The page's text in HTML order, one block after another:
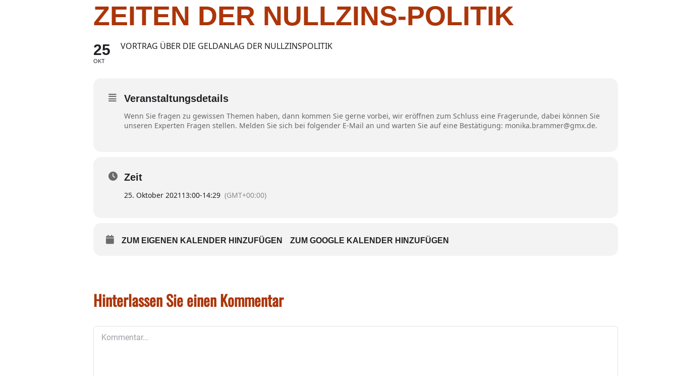
ZEITEN DER NULLZINS-POLITIK
25
OKT
VORTRAG ÜBER DIE GELDANLAG DER NULLZINSPOLITIK
Veranstaltungsdetails
Wenn Sie fragen zu gewissen Themen haben, dann kommen Sie gerne vorbei, wir eröffnen zum Schluss eine Fragerunde, dabei können Sie
unseren Experten Fragen stellen. Melden Sie sich bei folgender E-Mail an und warten Sie auf eine Bestätigung: monika.brammer@gmx.de.
Zeit
25. Oktober 2021 13:00-14:29 (GMT+00:00)
ZUM EIGENEN KALENDER HINZUFÜGEN ZUM GOOGLE KALENDER HINZUFÜGEN
Hinterlassen Sie einen Kommentar